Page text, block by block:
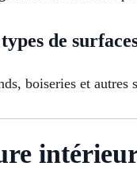
de
boiseries et autres